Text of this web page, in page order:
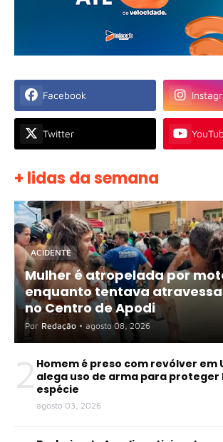
Facebook
Twitter
+ lidas da semana
ACIDENTE
Mulher é atropelada por
enquanto tentava
no Centro de Apodi
Por Redação • agosto 08, 2026
2 Homem é preso com revólver em
alega uso de arma para proteger
espécie
agosto 03, 2026